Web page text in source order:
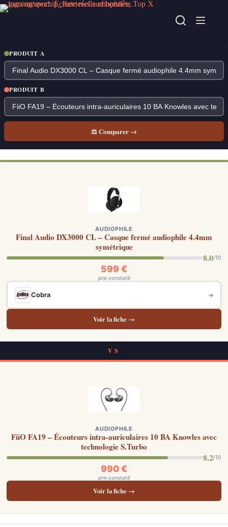
Passer
au
PRODUIT A
PRODUIT B
⚖ Comparer →
AUDIOPHILE
Final Audio DX3000 CL – Casque fermé audiophile 4.4mm
symétrique
8.0/10
599 €
prix constaté
Cobra →
Voir la fiche →
VS
AUDIOPHILE
FiiO FA19 – Écouteurs intra-auriculaires 10 BA Knowles avec
technologie S.Turbo
8.2/10
990 €
prix constaté
Voir la fiche →